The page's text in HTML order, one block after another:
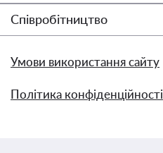
Співробітництво
Умови використання сайту
Політика конфіденційності